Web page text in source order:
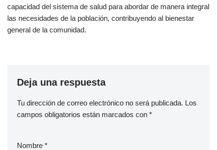
capacidad del sistema de salud para abordar de manera integral
las necesidades de la población, contribuyendo al bienestar
general de la comunidad.
Deja una respuesta
Tu dirección de correo electrónico no será publicada. Los
campos obligatorios están marcados con *
Nombre *